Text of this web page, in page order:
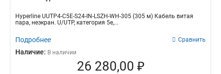
Hyperline UUTP4-C5E-S24-IN-LSZH-WH-305 (305 м) Кабель витая
пара, неэкран. U/UTP, категория 5e,...
Подробнее Сравнить
Наличие: В наличии
26 280,00 ₽